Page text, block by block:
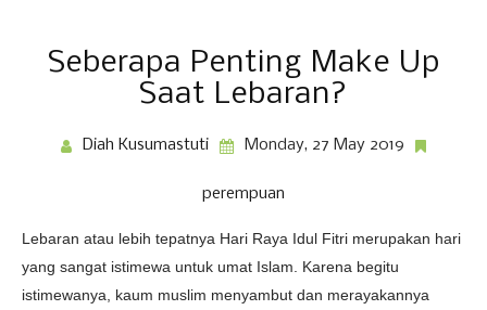
Seberapa Penting Make Up
Saat Lebaran?
Diah Kusumastuti Monday, 27 May 2019
perempuan
Lebaran atau lebih tepatnya Hari Raya Idul Fitri merupakan hari
yang sangat istimewa untuk umat Islam. Karena begitu
istimewanya, kaum muslim menyambut dan merayakannya